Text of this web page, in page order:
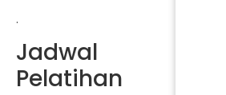
.
Jadwal
Pelatihan